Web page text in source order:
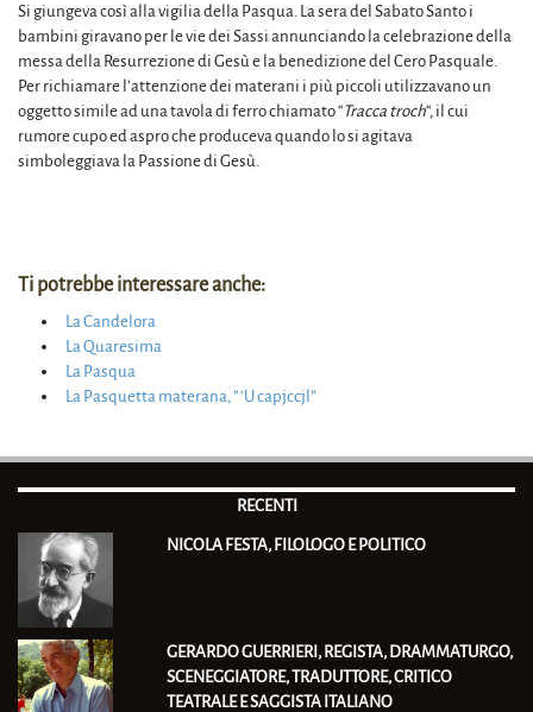
Si giungeva così alla vigilia della Pasqua. La sera del Sabato Santo i
bambini giravano per le vie dei Sassi annunciando la celebrazione della
messa della Resurrezione di Gesù e la benedizione del Cero Pasquale.
Per richiamare l’attenzione dei materani i più piccoli utilizzavano un
oggetto simile ad una tavola di ferro chiamato “Tracca troch“, il cui
rumore cupo ed aspro che produceva quando lo si agitava
simboleggiava la Passione di Gesù.
Ti potrebbe interessare anche:
La Candelora
La Quaresima
La Pasqua
La Pasquetta materana, ” ‘U capjccjl”
RECENTI
NICOLA FESTA, FILOLOGO E POLITICO
GERARDO GUERRIERI, REGISTA, DRAMMATURGO,
SCENEGGIATORE, TRADUTTORE, CRITICO
TEATRALE E SAGGISTA ITALIANO